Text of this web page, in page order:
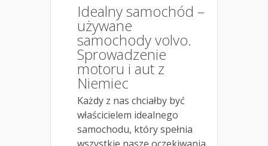
Idealny samochód –
używane
samochody volvo.
Sprowadzenie
motoru i aut z
Niemiec
Każdy z nas chciałby być
właścicielem idealnego
samochodu, który spełnia